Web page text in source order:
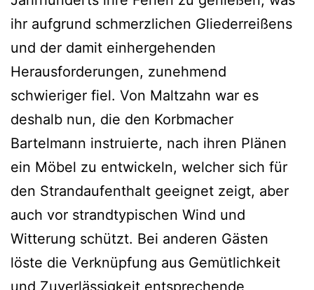
ihr aufgrund schmerzlichen Gliederreißens
und der damit einhergehenden
Herausforderungen, zunehmend
schwieriger fiel. Von Maltzahn war es
deshalb nun, die den Korbmacher
Bartelmann instruierte, nach ihren Plänen
ein Möbel zu entwickeln, welcher sich für
den Strandaufenthalt geeignet zeigt, aber
auch vor strandtypischen Wind und
Witterung schützt. Bei anderen Gästen
löste die Verknüpfung aus Gemütlichkeit
und Zuverlässigkeit entsprechende